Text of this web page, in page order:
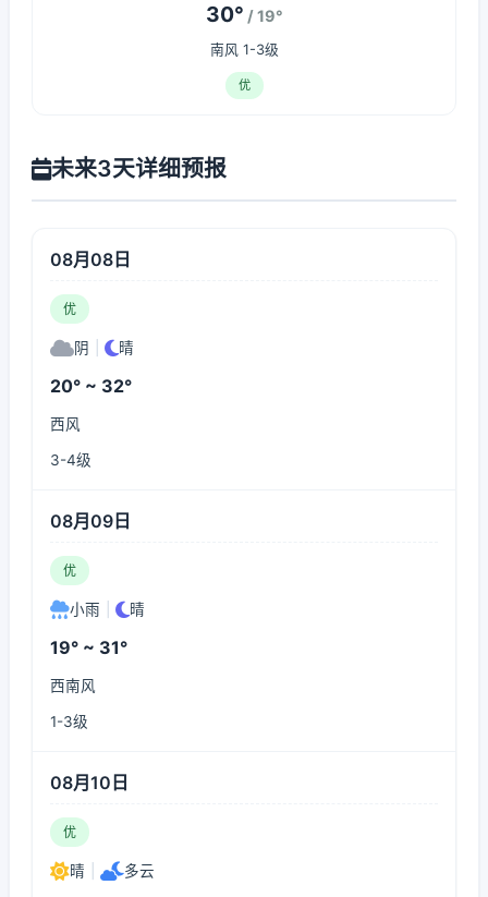
30° / 19°
南风 1-3级
优
未来3天详细预报
08月08日
优
阴 晴
20° ~ 32°
西风
3-4级
08月09日
优
小雨 晴
19° ~ 31°
西南风
1-3级
08月10日
优
晴 多云